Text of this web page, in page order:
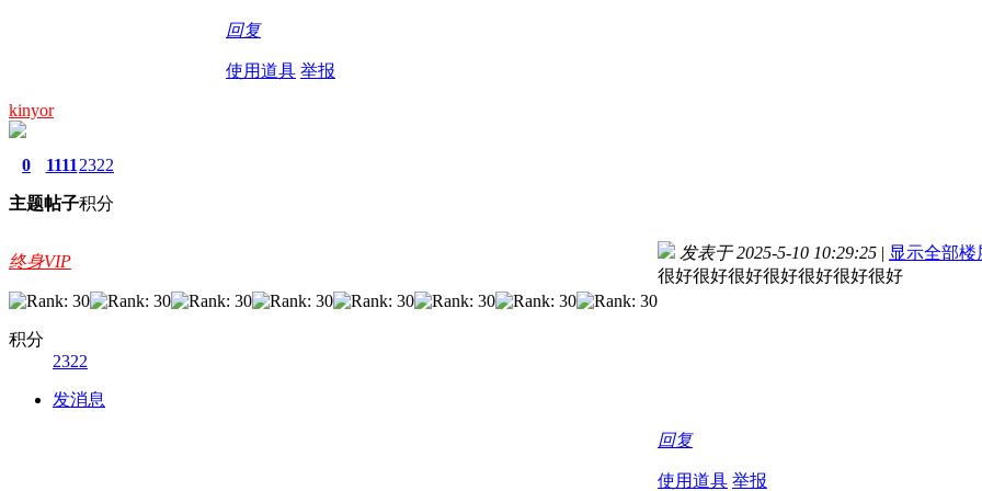
回复
使用道具 举报
kinyor
0
主题
1111
帖子
2322
积分
终身VIP
积分
2322
发消息
发表于 2025-5-10 10:29:25 | 显示全部楼
很好很好很好很好很好很好很好
回复
使用道具 举报